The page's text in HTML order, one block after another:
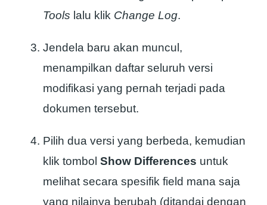
Tools lalu klik Change Log.
Jendela baru akan muncul,
menampilkan daftar seluruh versi
modifikasi yang pernah terjadi pada
dokumen tersebut.
Pilih dua versi yang berbeda, kemudian
klik tombol Show Differences untuk
melihat secara spesifik field mana saja
yang nilainya berubah (ditandai dengan